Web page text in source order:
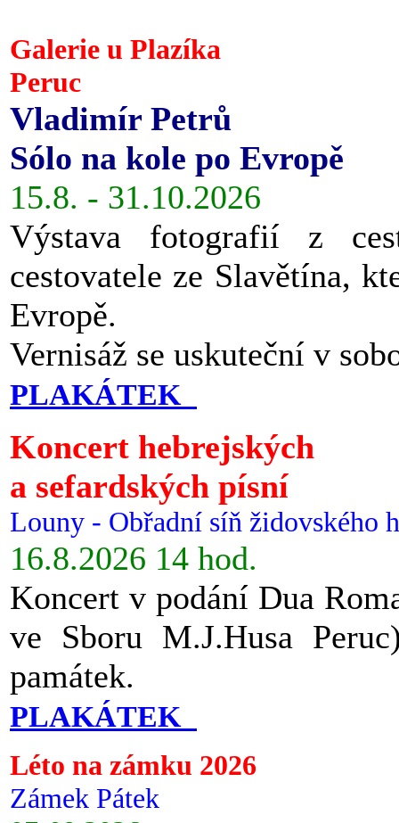
Galerie u Plazíka
Peruc
Vladimír Petrů
Sólo na kole po Evropě
15.8. - 31.10.2026
Výstava fotografií z
cestovatele ze Slavětína,
Evropě.
Vernisáž se uskuteční v
PLAKÁTEK
Koncert hebrejských
a sefardských písní
Louny - Obřadní síň židovského
16.8.2026 14 hod.
Koncert v podání Dua
ve Sboru M.J.Husa
památek.
PLAKÁTEK
Léto na zámku 2026
Zámek Pátek